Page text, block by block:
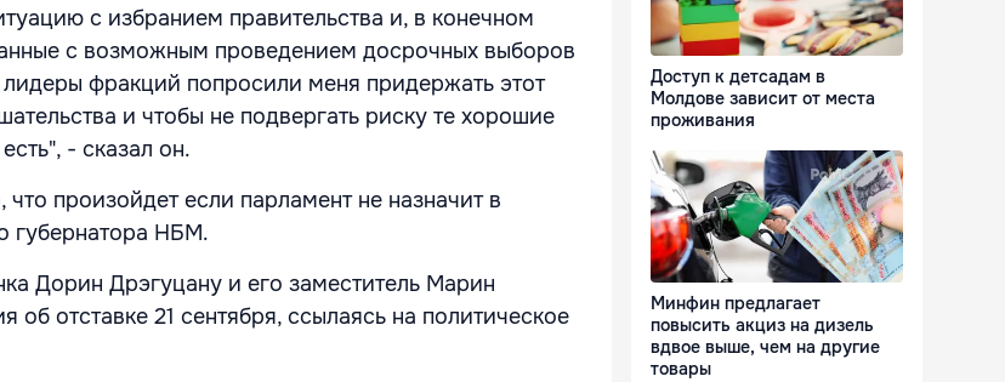
с избранием правительства и, в конечном
с возможным проведением досрочных выборов
фракций попросили меня придержать этот
и чтобы не подвергать риску те хорошие
- сказал он.
произойдет если парламент не назначит в
губернатора НБМ.
Дорин Дрэгуцану и его заместитель Марин
об отставке 21 сентября, ссылаясь на политическое
Доступ к детсадам в
Молдове зависит от места
проживания
Минфин предлагает
повысить акциз на дизель
вдвое выше, чем на другие
товары